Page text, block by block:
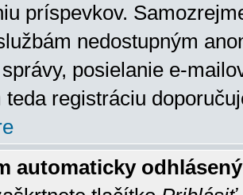
príspevkov.
nedostupným
posielanie e-
teda registráciu
automaticky